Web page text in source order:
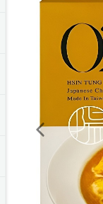
泡麵 / 麵條
罐頭調理包
糖果/巧克力
特色茶品
咖啡/可可
口腔清潔
開架/身體保養
傢飾/收納/衛浴
寵物/園藝
居家清潔
衛生棉/護墊
成人/嬰兒紙尿
生活家電
3C/電腦周邊/
休閒/運動
服飾/配件
主題專區
Previous